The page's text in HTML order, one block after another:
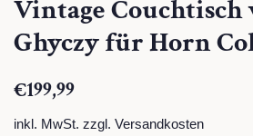
Vintage Couchtisch
Ghyczy für Horn
Normaler
€199,99
inkl. MwSt. zzgl. Versandkosten